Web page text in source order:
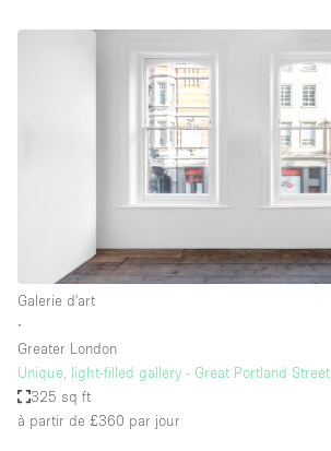
Galerie d'art
∙
Greater London
Unique, light-filled gallery - Great Portland Street
325 sq ft
à partir de £360 par jour